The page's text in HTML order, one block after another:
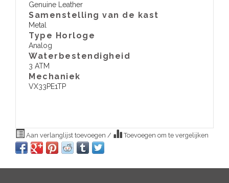
Genuine Leather
Samenstelling van de kast
Metal
Type Horloge
Analog
Waterbestendigheid
3 ATM
​Mechaniek
VX33PE1TP
Aan verlanglijst toevoegen / Toevoegen om te vergelijken